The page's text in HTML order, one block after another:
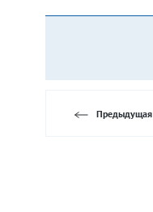
Предыдущая